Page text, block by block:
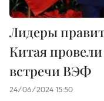
Лидеры
Китая
встречи ВЭФ
24/06/2024 15:50